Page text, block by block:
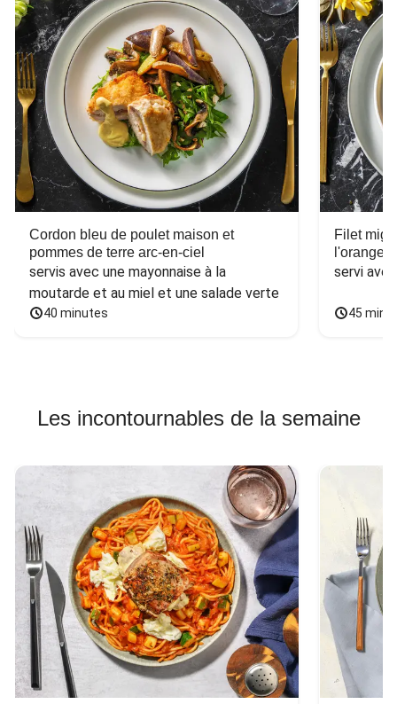
Cordon bleu de poulet maison et
pommes de terre arc-en-ciel
servis avec une mayonnaise à la
moutarde et au miel et une salade verte
40 minutes
Filet
l'orange
servi
45
Les incontournables de la semaine